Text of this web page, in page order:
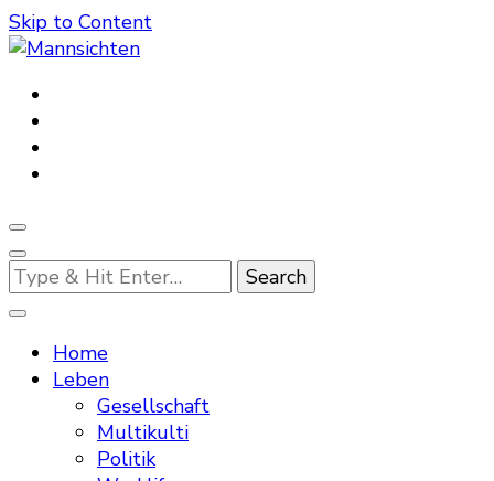
Skip to Content
Mannsichten
Was Männer wollen. Was Männer denken.
Looking
for
Something?
Home
Leben
Gesellschaft
Multikulti
Politik